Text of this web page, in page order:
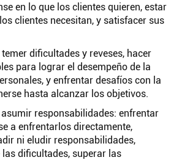
en lo que los clientes quieren, estar
clientes necesitan, y satisfacer sus
dificultades y reveses, hacer
para lograr el desempeño de la
y enfrentar desafíos con la
hasta alcanzar los objetivos.
asumir responsabilidades: enfrentar
a enfrentarlos directamente,
ni eludir responsabilidades,
dificultades, superar las